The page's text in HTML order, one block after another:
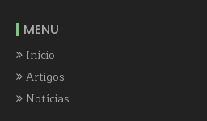
MENU
Início
Artigos
Notícias